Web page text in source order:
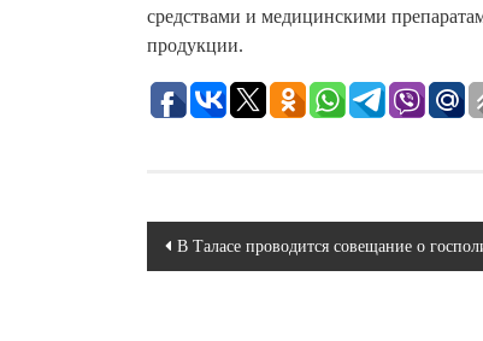
средствами и медицинскими
продукции.
Навигация
В Таласе проводится совещание о